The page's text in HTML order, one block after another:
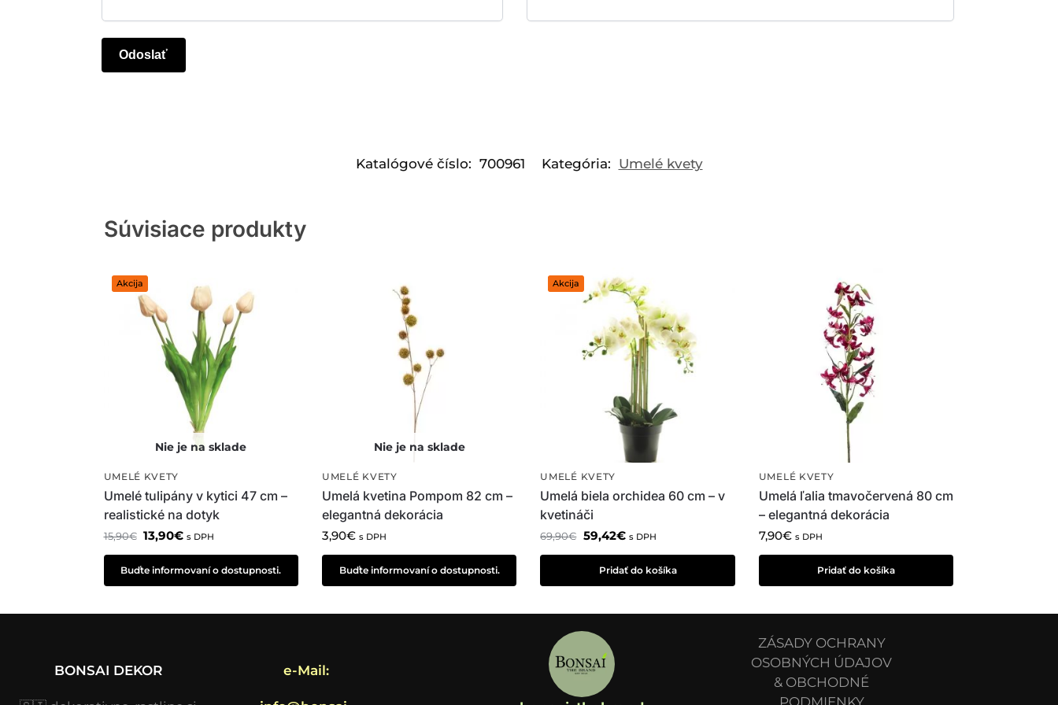
Katalógové číslo: 700961 Kategória: Umelé kvety
Súvisiace produkty
Akcija
UMELÉ KVETY
Umelé tulipány v kytici 47 cm –
realistické na dotyk
15,90€ 13,90€ s DPH
Buďte informovaní o dostupnosti.
UMELÉ KVETY
Umelá kvetina Pompom 82 cm –
elegantná dekorácia
3,90€ s DPH
Buďte informovaní o dostupnosti.
Akcija
UMELÉ KVETY
Umelá biela orchidea 60 cm – v
kvetináči
69,90€ 59,42€ s DPH
Pridať do košíka
UMELÉ KVETY
Umelá ľalia tmavočervená 80 cm
– elegantná dekorácia
7,90€ s DPH
Pridať do košíka
BONSAI DEKOR e-Mail:
ZÁSADY OCHRANY
OSOBNÝCH ÚDAJOV
& OBCHODNÉ